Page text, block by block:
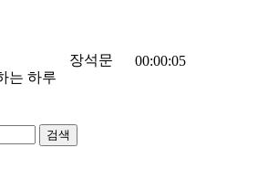
는 하루
장석문 00:00:05
검색